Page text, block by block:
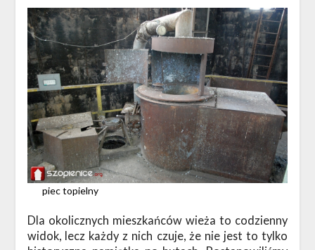
piec topielny
Dla okolicznych mieszkańców wieża to codzienny
widok, lecz każdy z nich czuje, że nie jest to tylko